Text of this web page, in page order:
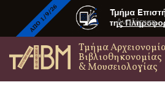
Τμήμα
Βιβλιοθηκονομίας
& Μουσειολογίας